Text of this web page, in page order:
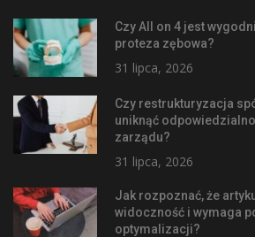
Czy All on 4 jest
proteza zębowa?
31 lipca, 2026
Czy restrukturyzacja
uniknąć
zarządu?
31 lipca, 2026
Jak rozpoznać, że
widoczność i wymaga
optymalizacji?